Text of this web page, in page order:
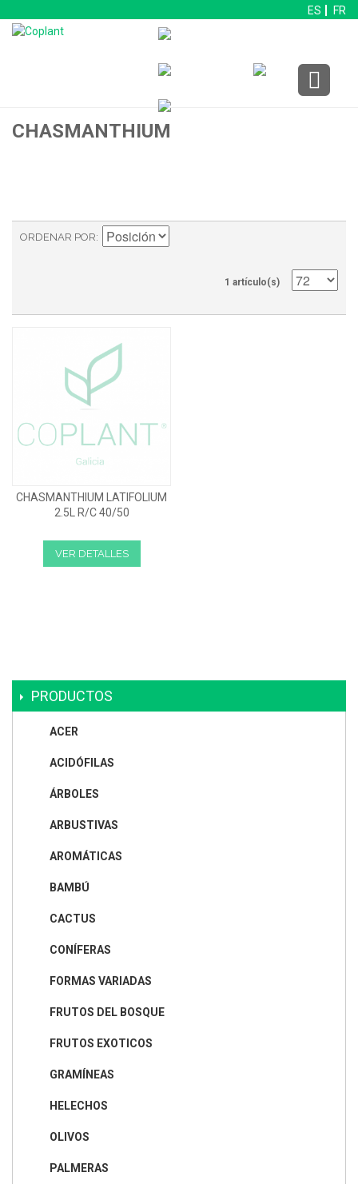
ES FR
CHASMANTHIUM
ORDENAR POR
1 artículo(s)
CHASMANTHIUM LATIFOLIUM
2.5L R/C 40/50
VER DETALLES
PRODUCTOS
ACER
ACIDÓFILAS
ÁRBOLES
ARBUSTIVAS
AROMÁTICAS
BAMBÚ
CACTUS
CONÍFERAS
FORMAS VARIADAS
FRUTOS DEL BOSQUE
FRUTOS EXOTICOS
GRAMÍNEAS
HELECHOS
OLIVOS
PALMERAS